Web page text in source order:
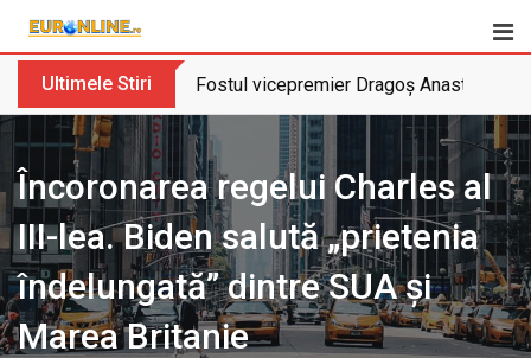
Ultimele Stiri Fostul vicepremier Dragoș Anastasiu
Încoronarea regelui Charles al
III-lea. Biden salută „prietenia
îndelungată” dintre SUA și
Marea Britanie